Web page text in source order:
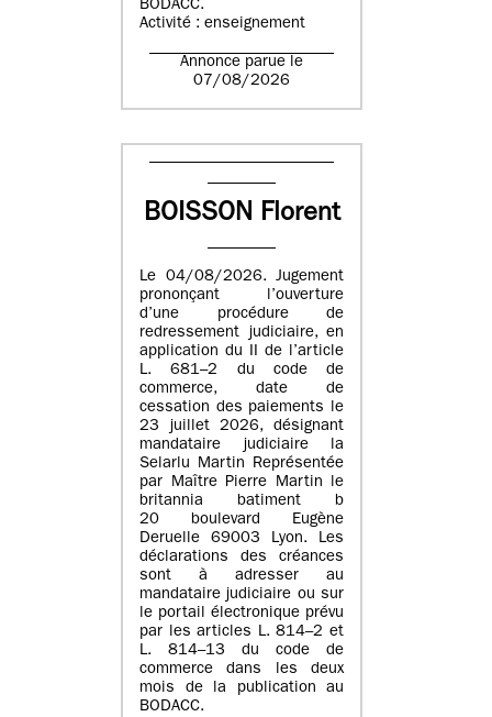
BODACC.
Activité : enseignement
Annonce parue le
07/08/2026
BOISSON Florent
Le 04/08/2026. Jugement
prononçant l’ouverture
d’une procédure de
redressement judiciaire, en
application du II de l’article
L. 681–2 du code de
commerce, date de
cessation des paiements le
23 juillet 2026, désignant
mandataire judiciaire la
Selarlu Martin Représentée
par Maître Pierre Martin le
britannia batiment b
20 boulevard Eugène
Deruelle 69003 Lyon. Les
déclarations des créances
sont à adresser au
mandataire judiciaire ou sur
le portail électronique prévu
par les articles L. 814–2 et
L. 814–13 du code de
commerce dans les deux
mois de la publication au
BODACC.